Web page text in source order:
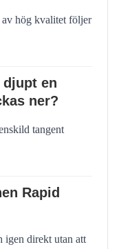
av hög kvalitet följer
djupt en
ner?
tangent
Rapid
igen direkt utan att